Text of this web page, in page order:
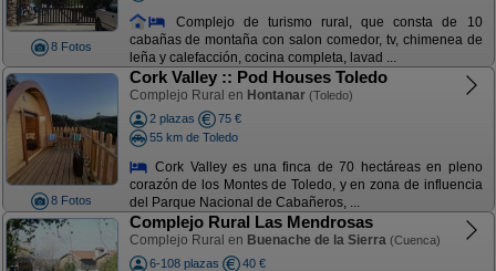
8 Fotos
Complejo de turismo rural, que consta de 10
cabañas de montaña con salon comedor, tv, chimenea de
leña y calefacción, cocina completa, lavad ...
8 Fotos
Cork Valley :: Pod Houses Toledo
Complejo Rural en Hontanar (Toledo)
2 plazas
75 €
55 km de Toledo
Cork Valley es una finca de 70 hectáreas en pleno
corazón de los Montes de Toledo, y en zona de influencia
del Parque Nacional de Cabañeros, ...
Complejo Rural Las Mendrosas
Complejo Rural en Buenache de la Sierra (Cuenca)
6-108 plazas
40 €